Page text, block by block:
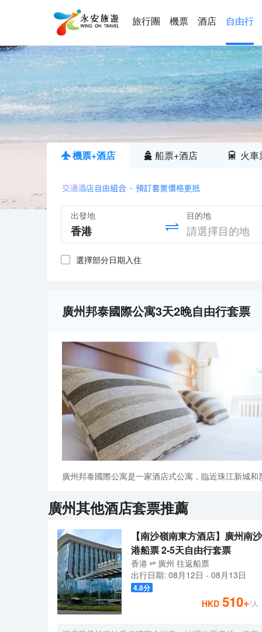
旅行團 機票 酒店 自由行
機票+酒店 船票+酒店 火車
出發地 目的地
選擇部分日期入住
廣州邦泰國際公寓3天2晚自由行套票
廣州邦泰國際公寓是一家酒店式公寓，臨近珠江新城
廣州其他酒店套票推薦
【南沙嶺南東方酒店】廣州南沙
港船票 2-5天自由行套票
香港 廣州 往返船票
出行日期: 08月12日 - 08月13日
4.8分
HKD 510+/人